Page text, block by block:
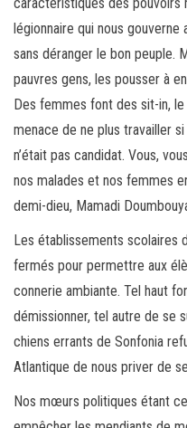
caractéristiques des pouvoirs
légionnaire qui nous
sans déranger le bon peuple.
pauvres gens, les pousser à
Des femmes font des sit-in, le
menace de ne plus travailler
n’était pas candidat. Vous,
nos malades et nos femmes
demi-dieu, Mamadi
Les établissements scolaires
fermés pour permettre aux
connerie ambiante. Tel haut
démissionner, tel autre de se
chiens errants de Sonfonia
Atlantique de nous priver de
Nos mœurs politiques étant